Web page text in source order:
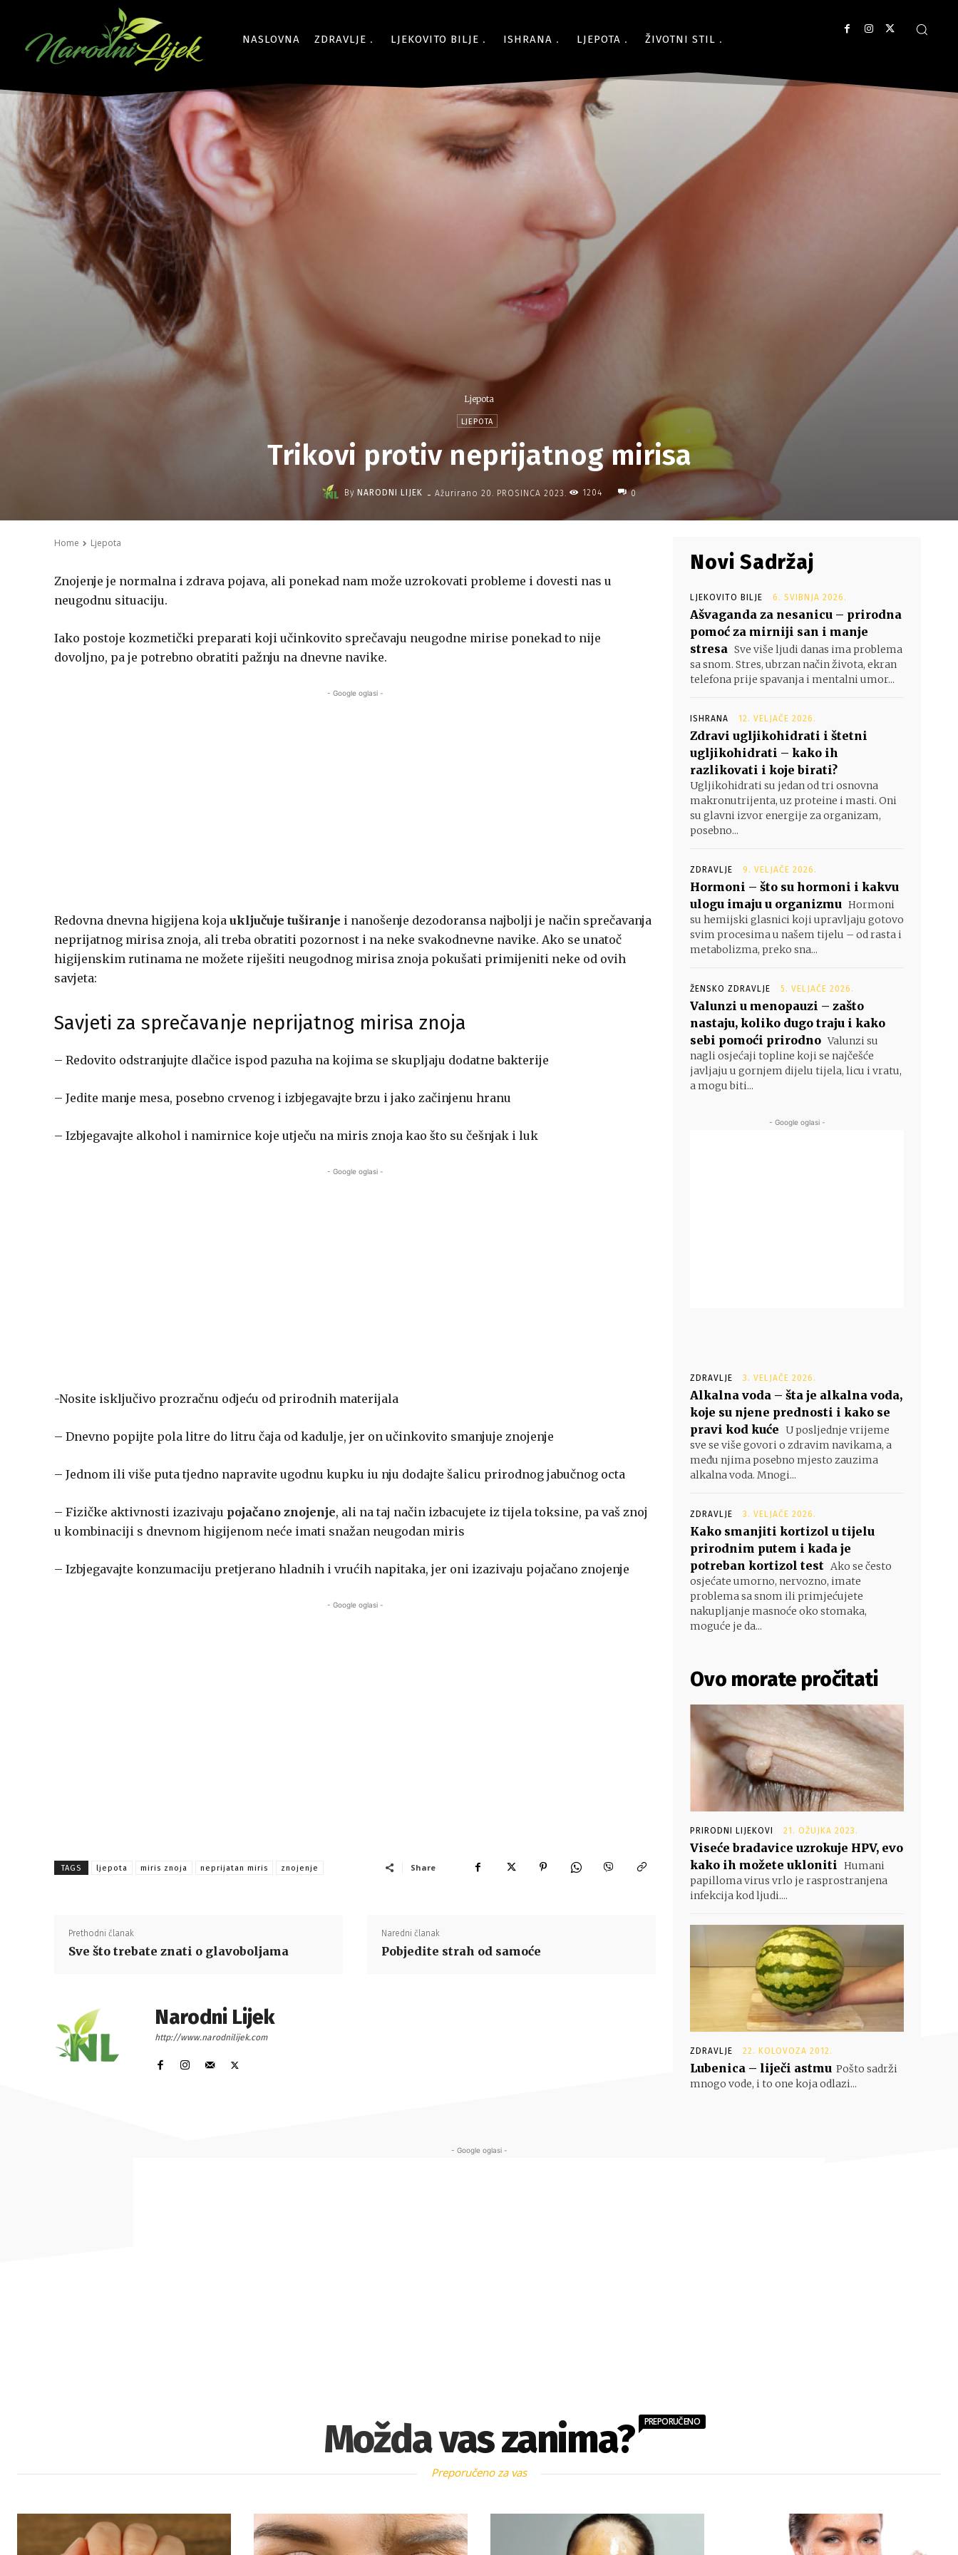
NASLOVNA ZDRAVLJE LJEKOVITO BILJE ISHRANA LJEPOTA ŽIVOTNI STIL
Ljepota
LJEPOTA
Trikovi protiv neprijatnog mirisa
By NARODNI LIJEK - Ažurirano 20. PROSINCA 2023. 1204 0
Home Ljepota
Znojenje je normalna i zdrava pojava, ali ponekad nam može uzrokovati probleme i dovesti nas u
neugodnu situaciju.
Iako postoje kozmetički preparati koji učinkovito sprečavaju neugodne mirise ponekad to nije
dovoljno, pa je potrebno obratiti pažnju na dnevne navike.
- Google oglasi -
Redovna dnevna higijena koja uključuje tuširanje i nanošenje dezodoransa najbolji je način sprečavanja
neprijatnog mirisa znoja, ali treba obratiti pozornost i na neke svakodnevne navike. Ako se unatoč
higijenskim rutinama ne možete riješiti neugodnog mirisa znoja pokušati primijeniti neke od ovih
savjeta:
Savjeti za sprečavanje neprijatnog mirisa znoja
– Redovito odstranjujte dlačice ispod pazuha na kojima se skupljaju dodatne bakterije
– Jedite manje mesa, posebno crvenog i izbjegavajte brzu i jako začinjenu hranu
– Izbjegavajte alkohol i namirnice koje utječu na miris znoja kao što su češnjak i luk
- Google oglasi -
-Nosite isključivo prozračnu odjeću od prirodnih materijala
– Dnevno popijte pola litre do litru čaja od kadulje, jer on učinkovito smanjuje znojenje
– Jednom ili više puta tjedno napravite ugodnu kupku iu nju dodajte šalicu prirodnog jabučnog octa
– Fizičke aktivnosti izazivaju pojačano znojenje, ali na taj način izbacujete iz tijela toksine, pa vaš znoj
u kombinaciji s dnevnom higijenom neće imati snažan neugodan miris
– Izbjegavajte konzumaciju pretjerano hladnih i vrućih napitaka, jer oni izazivaju pojačano znojenje
- Google oglasi -
TAGS ljepota miris znoja neprijatan miris znojenje Share
Prethodni članak
Sve što trebate znati o glavoboljama
Naredni članak
Pobjedite strah od samoće
Narodni Lijek
http://www.narodnilijek.com
Novi Sadržaj
LJEKOVITO BILJE 6. SVIBNJA 2026.
Ašvaganda za nesanicu – prirodna
pomoć za mirniji san i manje
stresa Sve više ljudi danas ima problema
sa snom. Stres, ubrzan način života, ekran
telefona prije spavanja i mentalni umor...
ISHRANA 12. VELJAČE 2026.
Zdravi ugljikohidrati i štetni
ugljikohidrati – kako ih
razlikovati i koje birati?
Ugljikohidrati su jedan od tri osnovna
makronutrijenta, uz proteine i masti. Oni
su glavni izvor energije za organizam,
posebno...
ZDRAVLJE 9. VELJAČE 2026.
Hormoni – što su hormoni i kakvu
ulogu imaju u organizmu Hormoni
su hemijski glasnici koji upravljaju gotovo
svim procesima u našem tijelu – od rasta i
metabolizma, preko sna...
ŽENSKO ZDRAVLJE 5. VELJAČE 2026.
Valunzi u menopauzi – zašto
nastaju, koliko dugo traju i kako
sebi pomoći prirodno Valunzi su
nagli osjećaji topline koji se najčešće
javljaju u gornjem dijelu tijela, licu i vratu,
a mogu biti...
- Google oglasi -
ZDRAVLJE 3. VELJAČE 2026.
Alkalna voda – šta je alkalna voda,
koje su njene prednosti i kako se
pravi kod kuće U posljednje vrijeme
sve se više govori o zdravim navikama, a
među njima posebno mjesto zauzima
alkalna voda. Mnogi...
ZDRAVLJE 3. VELJAČE 2026.
Kako smanjiti kortizol u tijelu
prirodnim putem i kada je
potreban kortizol test Ako se često
osjećate umorno, nervozno, imate
problema sa snom ili primjećujete
nakupljanje masnoće oko stomaka,
moguće je da...
Ovo morate pročitati
PRIRODNI LIJEKOVI 21. OŽUJKA 2023.
Viseće bradavice uzrokuje HPV, evo
kako ih možete ukloniti Humani
papilloma virus vrlo je rasprostranjena
infekcija kod ljudi....
ZDRAVLJE 22. KOLOVOZA 2012.
Lubenica – liječi astmu Pošto sadrži
mnogo vode, i to one koja odlazi...
- Google oglasi -
Možda vas zanima? PREPORUČENO
Preporučeno za vas